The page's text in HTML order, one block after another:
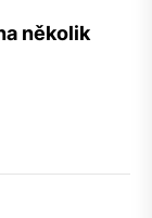
několik